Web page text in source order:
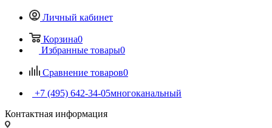
Личный кабинет
Корзина0
Избранные товары0
Сравнение товаров0
+7 (495) 642-34-05многоканальный
Контактная информация